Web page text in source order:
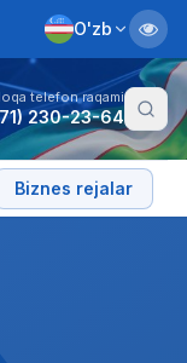
O'zb
telefon raqami
230-23-64
Biznes rejalar